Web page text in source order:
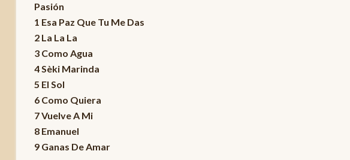
Pasión
1 Esa Paz Que Tu Me Das
2 La La La
3 Como Agua
4 Sèki Marinda
5 El Sol
6 Como Quiera
7 Vuelve A Mi
8 Emanuel
9 Ganas De Amar